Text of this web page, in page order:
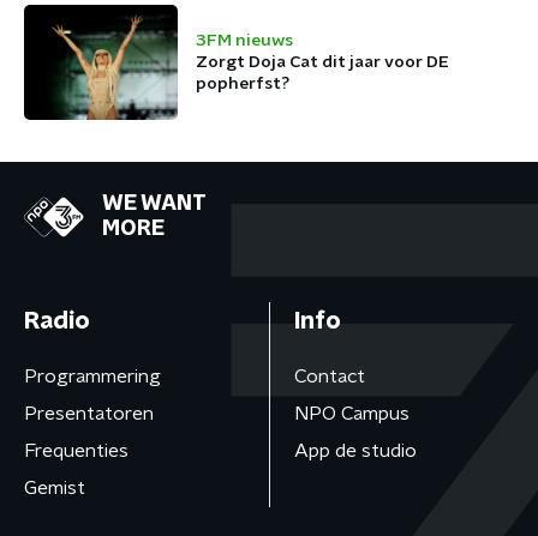
3FM nieuws
Zorgt Doja Cat dit jaar voor DE
popherfst?
WE WANT
MORE
Radio
Programmering
Presentatoren
Frequenties
Gemist
Info
Contact
NPO Campus
App de studio